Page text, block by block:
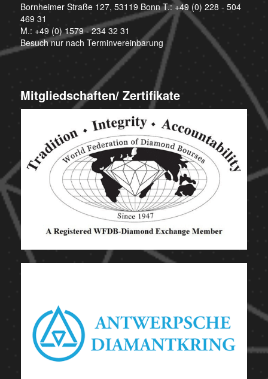
Bornheimer Straße 127, 53119 Bonn T.:+49 (0) 228 - 504
469 31
M.: +49 (0) 1579 - 234 32 31
Besuch nur nach Terminvereinbarung
Mitgliedschaften/ Zertifikate